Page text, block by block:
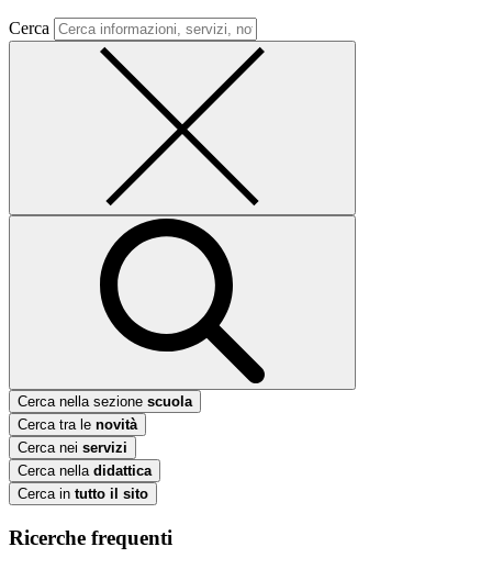
Cerca
Cerca nella sezione scuola
Cerca tra le novità
Cerca nei servizi
Cerca nella didattica
Cerca in tutto il sito
Ricerche frequenti